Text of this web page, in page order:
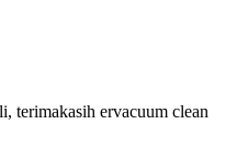
terimakasih ervacuum clean